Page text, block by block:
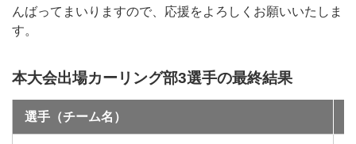
んばってまいりますので、応援をよろしくお願いいたしま
す。
本大会出場カーリング部3選手の最終結果
選手（チーム名）